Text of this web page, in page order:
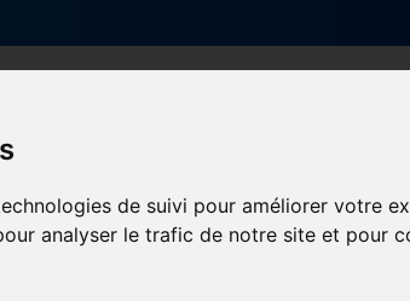
de suivi pour améliorer votre
analyser le trafic de notre site et pour
et